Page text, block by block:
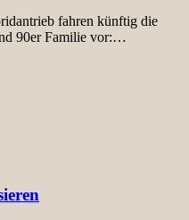
fahren künftig die
90er Familie vor:…